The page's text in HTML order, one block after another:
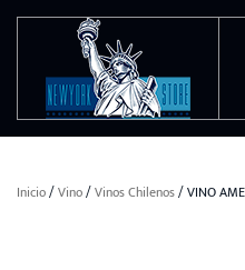
Ir al contenido principal
Inicio/Vino/Vinos Chilenos/ VINO